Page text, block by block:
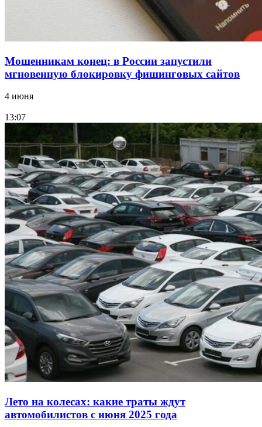
Мошенникам конец: в России запустили
мгновенную блокировку фишинговых сайтов
4 июня
13:07
Лето на колесах: какие траты ждут
автомобилистов с июня 2025 года